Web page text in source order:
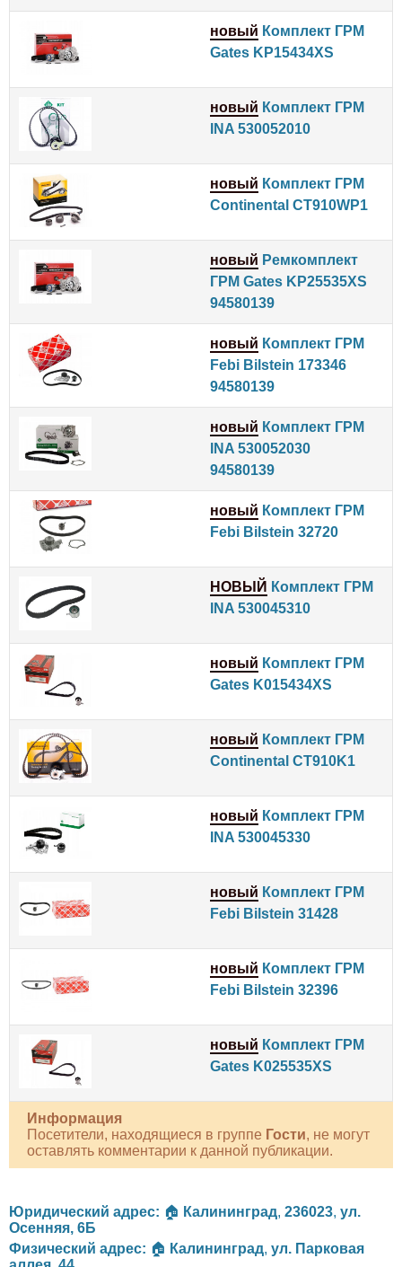
новый Комплект ГРМ
Gates KP15434XS
новый Комплект ГРМ
INA 530052010
новый Комплект ГРМ
Continental CT910WP1
новый Ремкомплект
ГРМ Gates KP25535XS
94580139
новый Комплект ГРМ
Febi Bilstein 173346
94580139
новый Комплект ГРМ
INA 530052030
94580139
новый Комплект ГРМ
Febi Bilstein 32720
НОВЫЙ Комплект ГРМ
INA 530045310
новый Комплект ГРМ
Gates K015434XS
новый Комплект ГРМ
Continental CT910K1
новый Комплект ГРМ
INA 530045330
новый Комплект ГРМ
Febi Bilstein 31428
новый Комплект ГРМ
Febi Bilstein 32396
новый Комплект ГРМ
Gates K025535XS
Информация
Посетители, находящиеся в группе Гости, не могут
оставлять комментарии к данной публикации.
Юридический адрес: 🏠 Калининград, 236023, ул.
Осенняя, 6Б
Физический адрес: 🏠 Калининград, ул. Парковая